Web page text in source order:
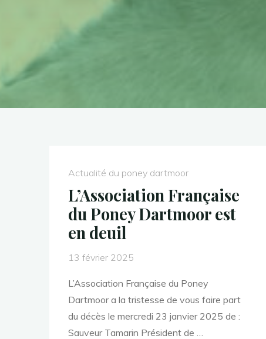
Actualité du poney dartmoor
L’Association Française
du Poney Dartmoor est
en deuil
13 février 2025
L’Association Française du Poney
Dartmoor a la tristesse de vous faire part
du décès le mercredi 23 janvier 2025 de :
Sauveur Tamarin Président de …